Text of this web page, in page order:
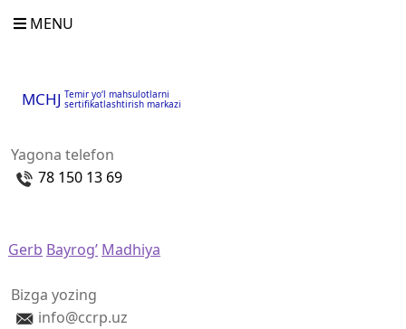
MENU
MCHJ Temir yo‘l mahsulotlarni
sertifikatlashtirish markazi
Yagona telefon
78 150 13 69
Gerb Bayrog’ Madhiya
Bizga yozing
info@ccrp.uz